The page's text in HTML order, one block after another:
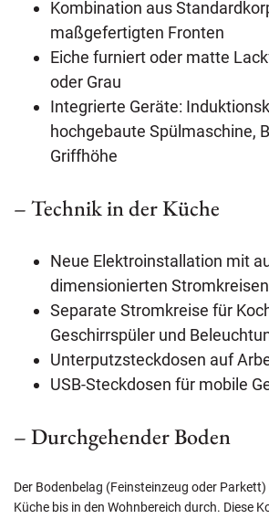
Kombination aus
maßgefertigten Fronten
Eiche furniert oder matte
oder Grau
Integrierte Geräte:
hochgebaute Spülmaschine,
Griffhöhe
– Technik in der Küche
Neue Elektroinstallation mit
dimensionierten Stromkreisen
Separate Stromkreise für
Geschirrspüler und
Unterputzsteckdosen auf
USB-Steckdosen für mobile
– Durchgehender Boden
Der Bodenbelag (Feinsteinzeug oder
Küche bis in den Wohnbereich durch. Diese